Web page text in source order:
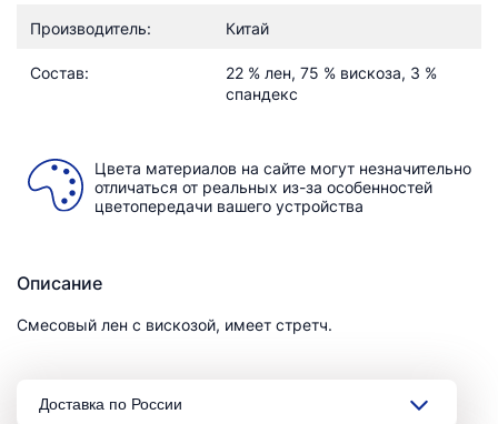
Производитель: Китай
Состав:
22 % лен, 75 % вискоза, 3 %
спандекс
Цвета материалов на сайте могут незначительно
отличаться от реальных из-за особенностей
цветопередачи вашего устройства
Описание
Смесовый лен с вискозой, имеет стретч.
Доставка по России